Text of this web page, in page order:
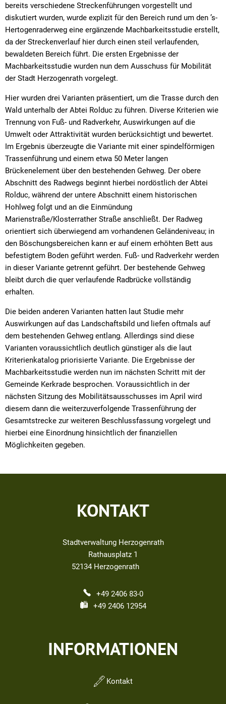
bereits verschiedene Streckenführungen vorgestellt und
diskutiert wurden, wurde explizit für den Bereich rund um den ’s-
Hertogenraderweg eine ergänzende Machbarkeitsstudie erstellt,
da der Streckenverlauf hier durch einen steil verlaufenden,
bewaldeten Bereich führt. Die ersten Ergebnisse der
Machbarkeitsstudie wurden nun dem Ausschuss für Mobilität
der Stadt Herzogenrath vorgelegt.
Hier wurden drei Varianten präsentiert, um die Trasse durch den
Wald unterhalb der Abtei Rolduc zu führen. Diverse Kriterien wie
Trennung von Fuß- und Radverkehr, Auswirkungen auf die
Umwelt oder Attraktivität wurden berücksichtigt und bewertet.
Im Ergebnis überzeugte die Variante mit einer spindelförmigen
Trassenführung und einem etwa 50 Meter langen
Brückenelement über den bestehenden Gehweg. Der obere
Abschnitt des Radwegs beginnt hierbei nordöstlich der Abtei
Rolduc, während der untere Abschnitt einem historischen
Hohlweg folgt und an die Einmündung
Marienstraße/Klosterrather Straße anschließt. Der Radweg
orientiert sich überwiegend am vorhandenen Geländeniveau; in
den Böschungsbereichen kann er auf einem erhöhten Bett aus
befestigtem Boden geführt werden. Fuß- und Radverkehr werden
in dieser Variante getrennt geführt. Der bestehende Gehweg
bleibt durch die quer verlaufende Radbrücke vollständig
erhalten.
Die beiden anderen Varianten hatten laut Studie mehr
Auswirkungen auf das Landschaftsbild und liefen oftmals auf
dem bestehenden Gehweg entlang. Allerdings sind diese
Varianten voraussichtlich deutlich günstiger als die laut
Kriterienkatalog priorisierte Variante. Die Ergebnisse der
Machbarkeitsstudie werden nun im nächsten Schritt mit der
Gemeinde Kerkrade besprochen. Voraussichtlich in der
nächsten Sitzung des Mobilitätsausschusses im April wird
diesem dann die weiterzuverfolgende Trassenführung der
Gesamtstrecke zur weiteren Beschlussfassung vorgelegt und
hierbei eine Einordnung hinsichtlich der finanziellen
Möglichkeiten gegeben.
KONTAKT
Stadtverwaltung Herzogenrath
Rathausplatz 1
52134 Herzogenrath
+49 2406 83-0
+49 2406 12954
INFORMATIONEN
Kontakt